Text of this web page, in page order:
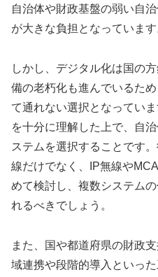
自治体や財政基盤の弱い自
が大きな負担となっています
しかし、デジタル化は国の
備の老朽化も進んでいるた
て通れない選択となってい
を十分に理解した上で、自
ステムを選択することです
線だけでなく、IP無線や
めて検討し、複数システム
れるべきでしょう。
また、国や都道府県の財政
域連携や段階的導入といっ